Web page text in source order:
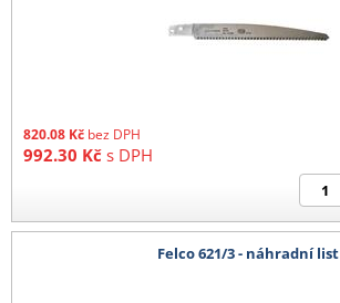
820.08 Kč bez DPH
992.30 Kč s DPH
Felco 621/3 - náhradní list